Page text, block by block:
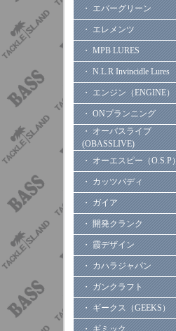
・ エバーグリーン
・ エレメンツ
・ MPB LURES
・ N.L.R Invincidle Lures
・ エンジン（ENGINE）
・ ONプランニング
・ オーバスライブ
(OBASSLIVE)
・ オーエスピー（O.S.P）
・ カッツバディ
・ ガイア
・ 開発クランク
・ 霞デザイン
・ カハラジャパン
・ ガンクラフト
・ ギークス（GEEKS）
・ ギミック